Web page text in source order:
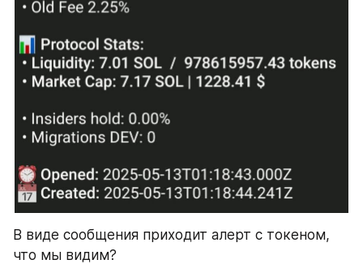
В виде сообщения приходит алерт с токеном,
что мы видим?